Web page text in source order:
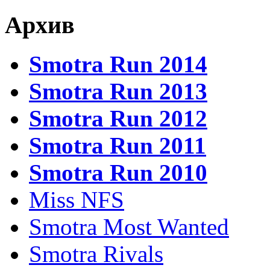
Архив
Smotra Run 2014
Smotra Run 2013
Smotra Run 2012
Smotra Run 2011
Smotra Run 2010
Miss NFS
Smotra Most Wanted
Smotra Rivals